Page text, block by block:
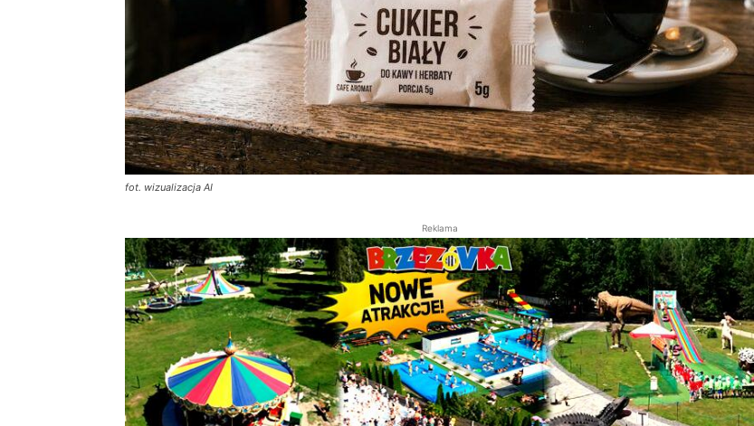
fot. wizualizacja AI
Reklama